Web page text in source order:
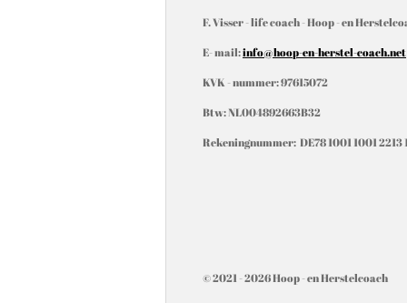
F. Visser - life coach - Hoop - en
E- mail:info@hoop-en-herstel-coach.net
KVK - nummer: 97615072
Btw: NL004892663B32
Rekeningnummer: DE78 1001 1001 2213
© 2021 - 2026 Hoop - en Herstelcoach